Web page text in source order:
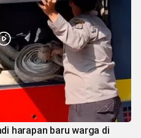
harapan baru warga di